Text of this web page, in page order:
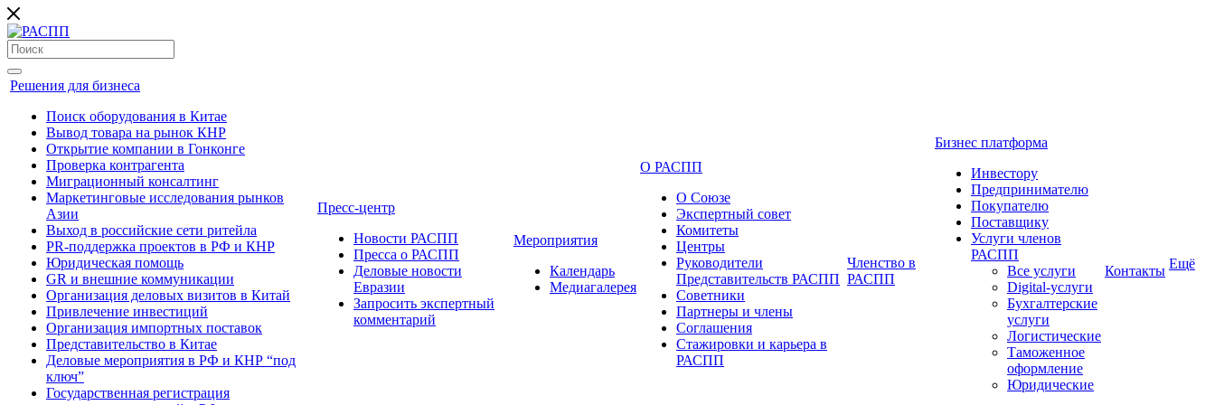
Решения для бизнеса
Поиск оборудования в Китае
Вывод товара на рынок КНР
Открытие компании в Гонконге
Проверка контрагента
Миграционный консалтинг
Маркетинговые исследования рынков
Азии
Выход в российские сети ритейла
PR-поддержка проектов в РФ и КНР
Юридическая помощь
GR и внешние коммуникации
Организация деловых визитов в Китай
Привлечение инвестиций
Организация импортных поставок
Представительство в Китае
Деловые мероприятия в РФ и КНР “под
ключ”
Государственная регистрация
Пресс-центр
Новости РАСПП
Пресса о РАСПП
Деловые новости
Евразии
Запросить экспертный
комментарий
Мероприятия
Календарь
Медиагалерея
О РАСПП
О Союзе
Экспертный совет
Комитеты
Центры
Руководители
Представительств РАСПП
Советники
Партнеры и члены
Соглашения
Стажировки и карьера в
РАСПП
Членство в
РАСПП
Бизнес платформа
Инвестору
Предпринимателю
Покупателю
Поставщику
Услуги членов
РАСПП
Все услуги
Digital-услуги
Бухгалтерские
услуги
Логистические
Таможенное
оформление
Юридические
Контакты Ещё